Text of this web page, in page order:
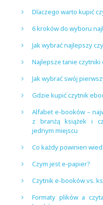
Dlaczego warto kupić
6 kroków do wyboru
Jak wybrać najlepszy
Najlepsze tanie
Jak wybrać swój
Gdzie kupić czytnik
Alfabet e-booków –
z branżą książek i
jednym miejscu
Co każdy powinien
Czym jest e-papier?
Czytnik e-booków vs.
Formaty plików a